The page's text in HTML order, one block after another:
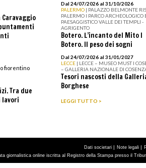
fiorentino
Tra due
lavori
Dal 24/07/2026 al 31/10/2026
PALERMO | PALAZZO BELMONTE
PALERMO I PARCO ARCHEOLOGICO
PAESAGGISTICO VALLE DEI TEMPLI -
AGRIGENTO
Botero. L’incanto del Mito I
Botero. Il peso dei sogni
Dal 24/07/2026 al 31/01/2027
LECCE | LECCE – MUSEO MUST I
– GALLERIA NAZIONALE DI
Tesori nascosti della
Borghese
LEGGI TUTTO >
Dati societari | Note legali |
giornalistica online iscritta al Registro della Stampa presso il